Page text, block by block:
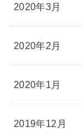
2020年3月
2020年2月
2020年1月
2019年12月